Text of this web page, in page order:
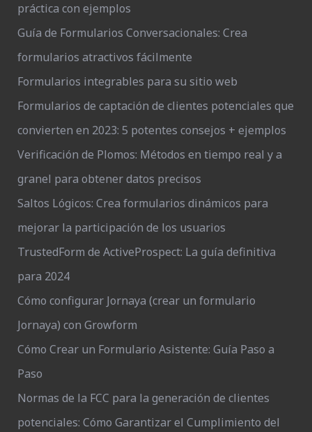
práctica con ejemplos
Guía de Formularios Conversacionales: Crea
formularios atractivos fácilmente
Formularios integrables para su sitio web
Formularios de captación de clientes potenciales que
convierten en 2023: 5 potentes consejos + ejemplos
Verificación de Plomos: Métodos en tiempo real y a
granel para obtener datos precisos
Saltos Lógicos: Crea formularios dinámicos para
mejorar la participación de los usuarios
TrustedForm de ActiveProspect: La guía definitiva
para 2024
Cómo configurar Jornaya (crear un formulario
Jornaya) con Growform
Cómo Crear un Formulario Asistente: Guía Paso a
Paso
Normas de la FCC para la generación de clientes
potenciales: Cómo Garantizar el Cumplimiento del